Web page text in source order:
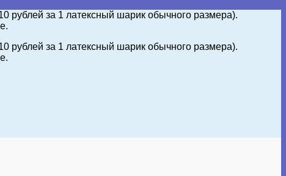
рублей за 1 латексный шарик обычного размера).
рублей за 1 латексный шарик обычного размера).